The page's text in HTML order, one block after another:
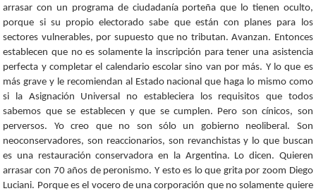
arrasar con un programa de ciudadanía porteña que lo tienen oculto,
porque si su propio electorado sabe que están con planes para los
sectores vulnerables, por supuesto que no tributan. Avanzan. Entonces
establecen que no es solamente la inscripción para tener una asistencia
perfecta y completar el calendario escolar sino van por más. Y lo que es
más grave y le recomiendan al Estado nacional que haga lo mismo como
si la Asignación Universal no estableciera los requisitos que todos
sabemos que se establecen y que se cumplen. Pero son cínicos, son
perversos. Yo creo que no son sólo un gobierno neoliberal. Son
neoconservadores, son reaccionarios, son revanchistas y lo que buscan
es una restauración conservadora en la Argentina. Lo dicen. Quieren
arrasar con 70 años de peronismo. Y esto es lo que grita por zoom Diego
Luciani. Porque es el vocero de una corporación que no solamente quiere